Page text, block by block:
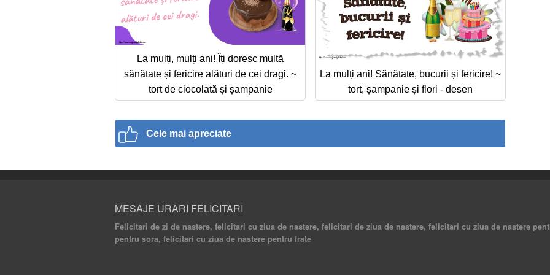
La mulți, mulți ani! Îți doresc multă
sănătate și fericire alături de cei dragi. ~
tort de ciocolată și șampanie
La mulți ani! Sănătate, bucurii și fericire! ~
tort, șampanie și flori - desen
Cele mai apreciate
MESAJE URARI FELICITARI
Felicitari de zi de nastere, felicitari cu ziua de nastere, felicitari de ziua de nastere, felicitari cu ziua de nastere
pentru sora, felicitari cu ziua de nastere pentru frate